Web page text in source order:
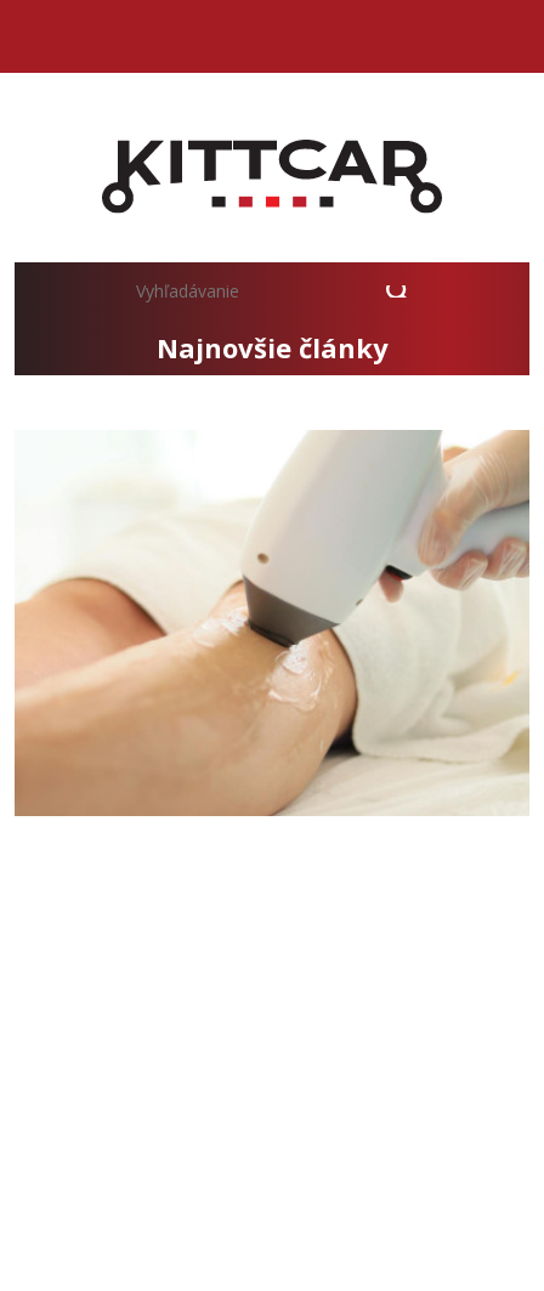
Najnovšie články